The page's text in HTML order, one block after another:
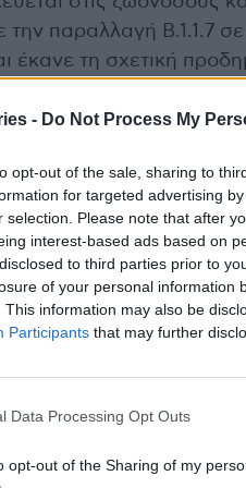
- Do Not Process My
opt-out of the sale, sharing to
for targeted advertising
selection. Please note that after
interest-based ads based on
to third parties prior to
of your personal information
This information may also be
Participants that may further
Data Processing Opt Outs
opt-out of the Sharing of my
παραλλαγή Β.1.1.7
έκανε τη σχετική
του Πανεπιστημίου Α
σε ένα σκύλο και μια
θετικός για τον
έχουν ανακάμψει
κατά πόσο, σε
πιο μεταδοτική
«είναι
μπορεί να παίξουν
να διερευνηθεί».
ούτε τα βρετανικά